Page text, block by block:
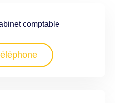
comptable